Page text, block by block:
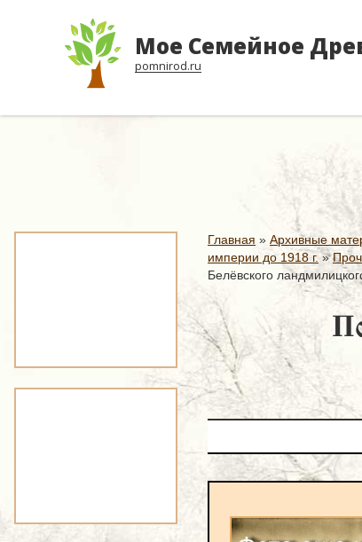
Мое Семейное
pomnirod.ru
Главная » Архивные
империи до 1918 г.»
Белёвского